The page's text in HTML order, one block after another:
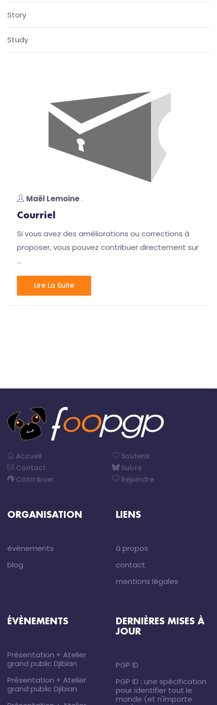
Maël Lemoine .
Courriel
Si vous avez des améliorations ou corrections à
proposer, vous pouvez contribuer directement sur
…
Lire La Suite
Story
Study
Accueil
Contact
Contribuer
Soutenir
Suivre
Rejoindre
ORGANISATION
évènements
blog
LIENS
à propos
contact
mentions légales
ÉVÈNEMENTS
Présentation + Atelier
grand public Djibian
Présentation + Atelier
grand public Djibian
DERNIÈRES MISES À
JOUR
PGP ID
PGP ID : une spécification
pour identifier tout le
monde (et n'importe